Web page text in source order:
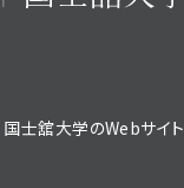
国士舘大学のWebサイト